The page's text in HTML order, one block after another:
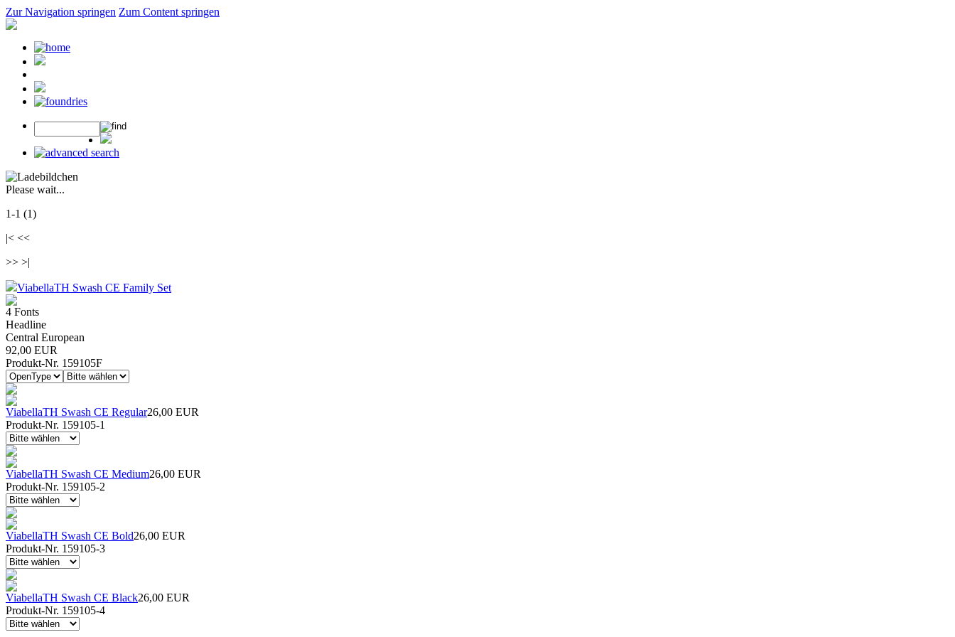
Zur Navigation springen Zum Content springen
Please wait...
1-1 (1)
|< <<
>> >|
ViabellaTH Swash CE Family Set
4 Fonts
Headline
Central European
92,00 EUR
Produkt-Nr. 159105F
ViabellaTH Swash CE Regular26,00 EUR
Produkt-Nr. 159105-1
ViabellaTH Swash CE Medium26,00 EUR
Produkt-Nr. 159105-2
ViabellaTH Swash CE Bold26,00 EUR
Produkt-Nr. 159105-3
ViabellaTH Swash CE Black26,00 EUR
Produkt-Nr. 159105-4